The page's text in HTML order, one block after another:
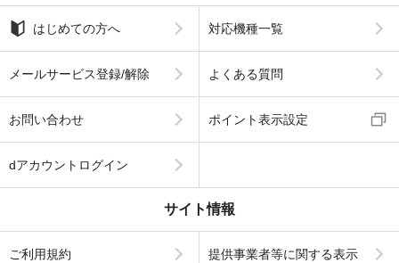
はじめての方へ 対応機種一覧
メールサービス登録/解除 よくある質問
お問い合わせ ポイント表示設定
dアカウントログイン
サイト情報
ご利用規約 提供事業者等に関する表示